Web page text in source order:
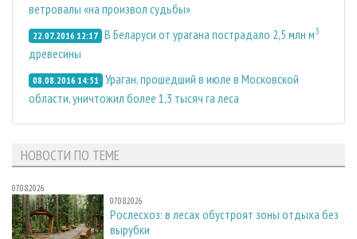
ветровалы «на произвол судьбы»
22.07.2016 12:17 В Беларуси от урагана пострадало 2,5 млн м3
древесины
08.08.2016 14:51 Ураган, прошедший в июле в Московской
области, уничтожил более 1,3 тысяч га леса
НОВОСТИ ПО ТЕМЕ
07.08.2026
07.08.2026
Рослесхоз: в лесах обустроят зоны отдыха без
вырубки